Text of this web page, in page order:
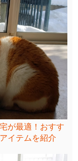
が最適！おすす
イテムを紹介